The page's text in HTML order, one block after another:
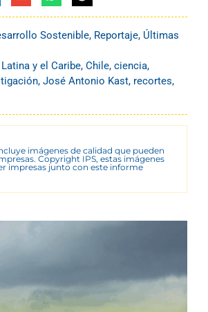
Sostenible, Reportaje, Últimas
y el Caribe, Chile, ciencia,
, José Antonio Kast, recortes,
imágenes de calidad que pueden
Copyright IPS, estas imágenes
impresas junto con este informe